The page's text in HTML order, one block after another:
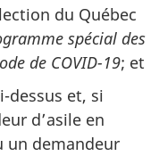
du Québec
spécial des
de COVID-19; et
dessus et, si
d’asile en
un demandeur